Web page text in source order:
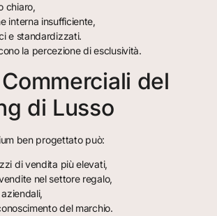
chiaro,
interna insufficiente,
e standardizzati.
la percezione di esclusività.
del
di Lusso
ben progettato può:
di vendita più elevati,
nel settore regalo,
del marchio.